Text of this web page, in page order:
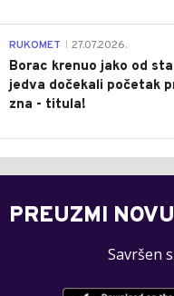
RUKOMET 27.07.2026.
Borac krenuo jako od
jedva dočekali početak
zna - titula!
PREUZMI
Savršen